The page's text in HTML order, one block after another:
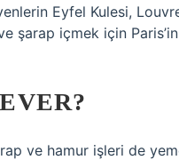
Eyfel Kulesi,
şarap içmek için
ve hamur işleri de yeme